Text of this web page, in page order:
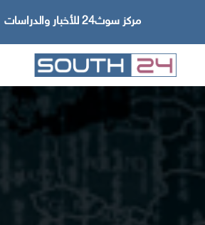
مركز سوث24 للأخبار والدراسات